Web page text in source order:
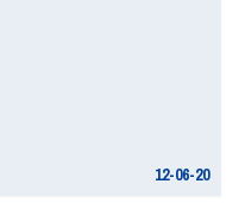
12-06-20